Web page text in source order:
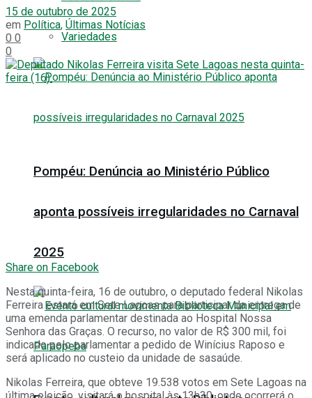
Variedades
Pompéu: Denúncia ao Ministério Público
aponta possíveis irregularidades no Carnaval
2025
15 de outubro de 2025
em Política, Últimas Notícias
0 0
0
Share on Facebook
Nesta quinta-feira, 16 de outubro, o deputado federal Nikolas
Ferreira estará em Sete Lagoas para participar da entrega de
uma emenda parlamentar destinada ao Hospital Nossa
Senhora das Graças. O recurso, no valor de R$ 300 mil, foi
indicado pelo parlamentar a pedido de Winícius Raposo e
será aplicado no custeio da unidade de sasaúde.
Nikolas Ferreira, que obteve 19.538 votos em Sete Lagoas na